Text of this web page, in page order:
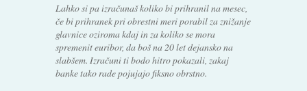
Lahko si pa izračunaš koliko bi prihranil na mesec,
če bi prihranek pri obrestni meri porabil za znižanje
glavnice oziroma kdaj in za koliko se mora
spremenit euribor, da boš na 20 let dejansko na
slabšem. Izračuni ti bodo hitro pokazali, zakaj
banke tako rade pojujajo fiksno obrstno.